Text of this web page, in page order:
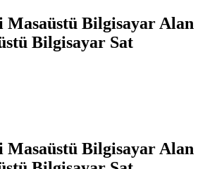
Bilgisayar Alan
Bilgisayar Sat
Bilgisayar Alan